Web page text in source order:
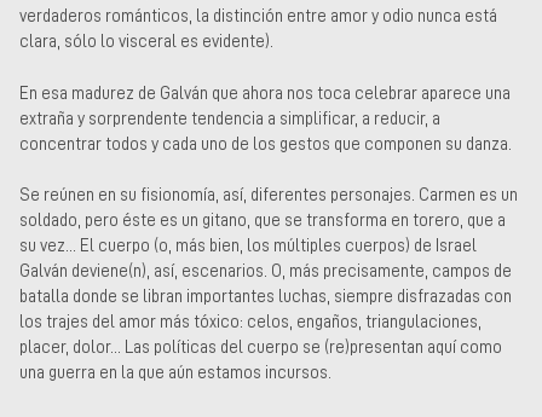
verdaderos románticos, la distinción entre amor y odio nunca está
clara, sólo lo visceral es evidente).
En esa madurez de Galván que ahora nos toca celebrar aparece una
extraña y sorprendente tendencia a simplificar, a reducir, a
concentrar todos y cada uno de los gestos que componen su danza.
Se reúnen en su fisionomía, así, diferentes personajes. Carmen es un
soldado, pero éste es un gitano, que se transforma en torero, que a
su vez... El cuerpo (o, más bien, los múltiples cuerpos) de Israel
Galván deviene(n), así, escenarios. O, más precisamente, campos de
batalla donde se libran importantes luchas, siempre disfrazadas con
los trajes del amor más tóxico: celos, engaños, triangulaciones,
placer, dolor... Las políticas del cuerpo se (re)presentan aquí como
una guerra en la que aún estamos incursos.